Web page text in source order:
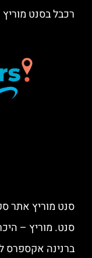
רכבל בסנט מוריץ
סנט מוריץ אתר
סנט. מוריץ –
ברנינה אקספרס